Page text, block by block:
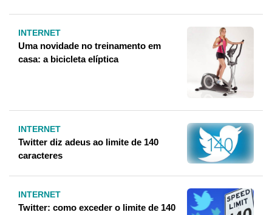
INTERNET
Uma novidade no treinamento em
casa: a bicicleta elíptica
INTERNET
Twitter diz adeus ao limite de 140
caracteres
INTERNET
Twitter: como exceder o limite de 140